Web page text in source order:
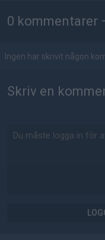
0 kommentarer
Ingen har skrivit någon
Skriv en